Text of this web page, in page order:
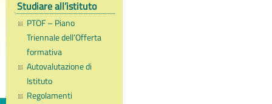
Studiare all’istituto
PTOF – Piano
Triennale dell’Offerta
formativa
Autovalutazione di
Istituto
Regolamenti